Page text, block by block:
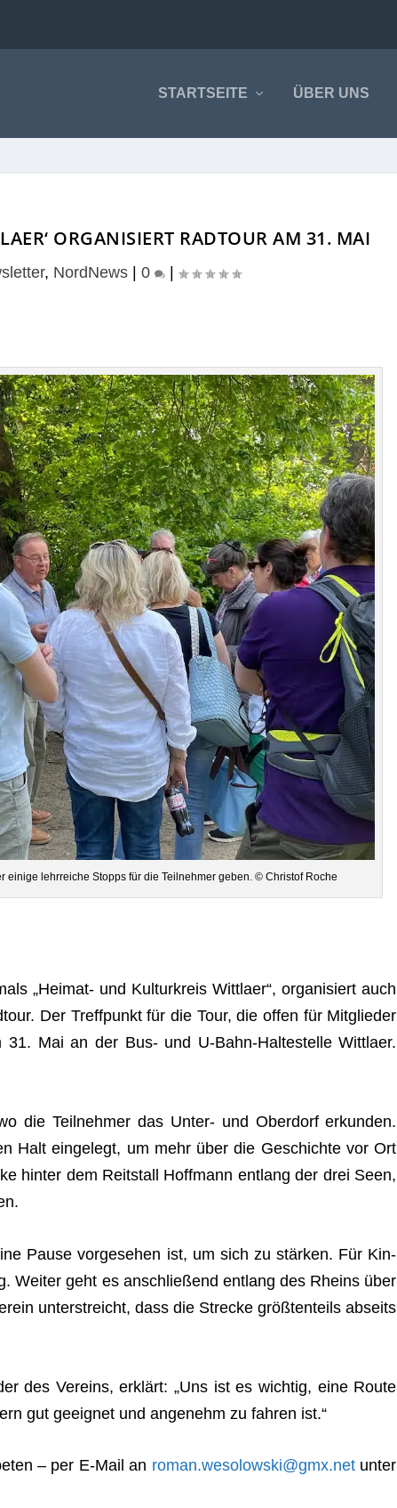
STARTSEITE ÜBER UNS
ORGANISIERT RADTOUR AM 31. MAI
, NordNews| 0 |
einige lehr­rei­che Stopps für die Teil­neh­mer geben. © Chris­tof Roche
„Hei­mat- und Kul­tur­kreis Witt­laer“, orga­ni­siert auch
Der Treff­punkt für die Tour, die offen für Mit­glie­der
Mai an der Bus- und U‑Bahn-Hal­te­stelle Witt­laer.
die Teil­neh­mer das Unter- und Ober­dorf erkun­den.
Halt ein­ge­legt, um mehr über die Geschichte vor Ort
hin­ter dem Reit­stall Hoff­mann ent­lang der drei Seen,
Pause vor­ge­se­hen ist, um sich zu stär­ken. Für Kin­
Wei­ter geht es anschlie­ßend ent­lang des Rheins über
unter­streicht, dass die Stre­cke größ­ten­teils abseits
des Ver­eins, erklärt: „Uns ist es wich­tig, eine Route
gut geeig­net und ange­nehm zu fah­ren ist.“
– per E‑Mail an roman.wesolowski@gmx.netunter